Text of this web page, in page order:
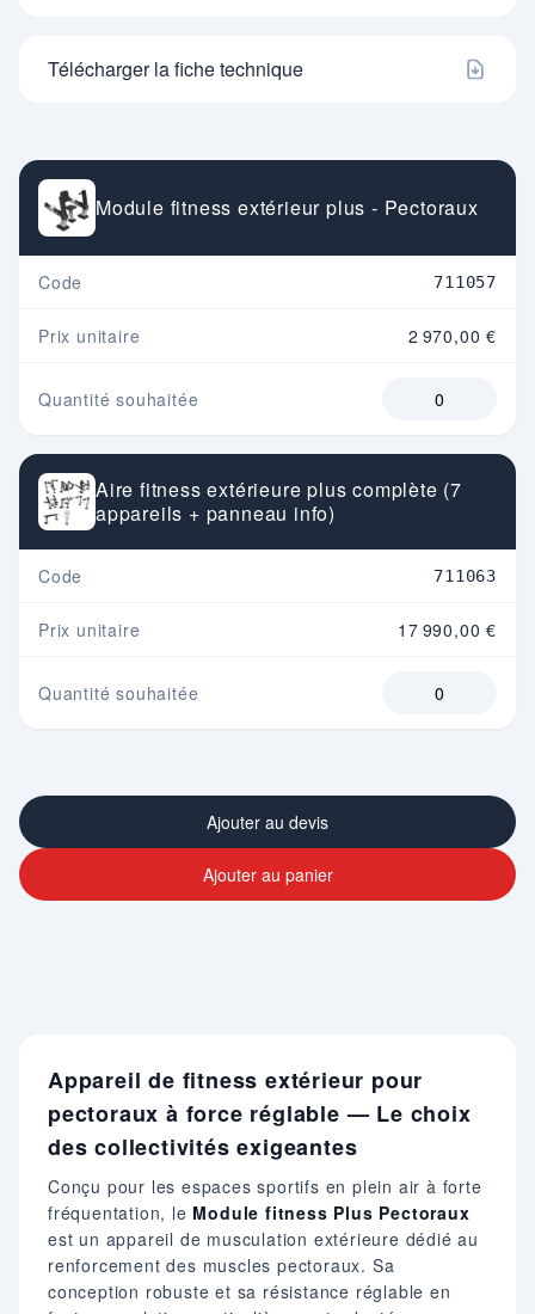
Télécharger la fiche technique
Module fitness extérieur plus - Pectoraux
Code 711057
Prix unitaire 2 970,00 €
Quantité souhaitée
Aire fitness extérieure plus complète (7
appareils + panneau info)
Code 711063
Prix unitaire 17 990,00 €
Quantité souhaitée
Ajouter au devis
Ajouter au panier
Appareil de fitness extérieur pour
pectoraux à force réglable — Le choix
des collectivités exigeantes
Conçu pour les espaces sportifs en plein air à forte
fréquentation, le Module fitness Plus Pectoraux
est un appareil de musculation extérieure dédié au
renforcement des muscles pectoraux. Sa
conception robuste et sa résistance réglable en